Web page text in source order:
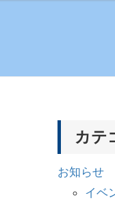
カテ
お知らせ
イベ